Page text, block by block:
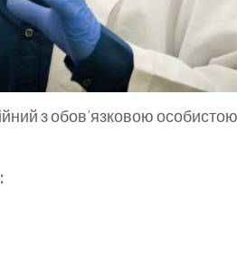
з обов’язковою